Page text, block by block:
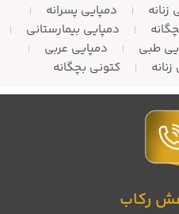
زنانه
دمپایی پسرانه
دمپایی بیمارستانی
طبی
دمپایی عربی
کتونی بچگانه
رکاب